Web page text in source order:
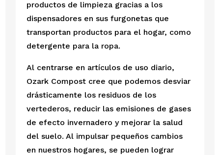
productos de limpieza gracias a los
dispensadores en sus furgonetas que
transportan productos para el hogar, como
detergente para la ropa.
Al centrarse en artículos de uso diario,
Ozark Compost cree que podemos desviar
drásticamente los residuos de los
vertederos, reducir las emisiones de gases
de efecto invernadero y mejorar la salud
del suelo. Al impulsar pequeños cambios
en nuestros hogares, se pueden lograr